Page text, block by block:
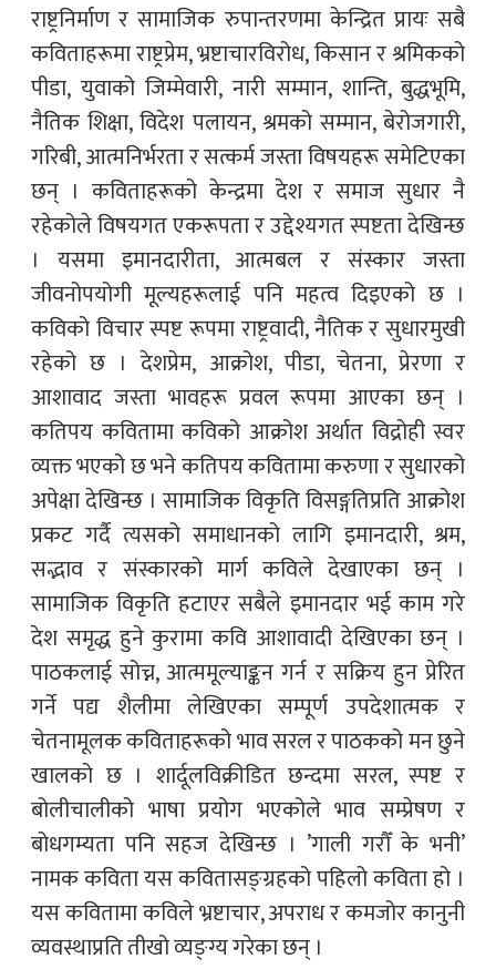
राष्ट्रनिर्माण र सामाजिक रुपान्तरणमा केन्द्रित प्रायः सबै
कविताहरूमा राष्ट्रप्रेम, भ्रष्टाचारविरोध, किसान र श्रमिकको
पीडा, युवाको जिम्मेवारी, नारी सम्मान, शान्ति, बुद्धभूमि,
नैतिक शिक्षा, विदेश पलायन, श्रमको सम्मान, बेरोजगारी,
गरिबी, आत्मनिर्भरता र सत्कर्म जस्ता विषयहरू समेटिएका
छन् । कविताहरूको केन्द्रमा देश र समाज सुधार नै
रहेकोले विषयगत एकरूपता र उद्देश्यगत स्पष्टता देखिन्छ
। यसमा इमानदारीता, आत्मबल र संस्कार जस्ता
जीवनोपयोगी मूल्यहरूलाई पनि महत्व दिइएको छ ।
कविको विचार स्पष्ट रूपमा राष्ट्रवादी, नैतिक र सुधारमुखी
रहेको छ । देशप्रेम, आक्रोश, पीडा, चेतना, प्रेरणा र
आशावाद जस्ता भावहरू प्रवल रूपमा आएका छन् ।
कतिपय कवितामा कविको आक्रोश अर्थात विद्रोही स्वर
व्यक्त भएको छ भने कतिपय कवितामा करुणा र सुधारको
अपेक्षा देखिन्छ । सामाजिक विकृति विसङ्गतिप्रति आक्रोश
प्रकट गर्दै त्यसको समाधानको लागि इमानदारी, श्रम,
सद्भाव र संस्कारको मार्ग कविले देखाएका छन् ।
सामाजिक विकृति हटाएर सबैले इमानदार भई काम गरे
देश समृद्ध हुने कुरामा कवि आशावादी देखिएका छन् ।
पाठकलाई सोच्न, आत्ममूल्याङ्कन गर्न र सक्रिय हुन प्रेरित
गर्ने पद्य शैलीमा लेखिएका सम्पूर्ण उपदेशात्मक र
चेतनामूलक कविताहरूको भाव सरल र पाठकको मन छुने
खालको छ । शार्दूलविक्रीडित छन्दमा सरल, स्पष्ट र
बोलीचालीको भाषा प्रयोग भएकोले भाव सम्प्रेषण र
बोधगम्यता पनि सहज देखिन्छ । ’गाली गरौँ के भनी’
नामक कविता यस कवितासङ्ग्रहको पहिलो कविता हो ।
यस कवितामा कविले भ्रष्टाचार, अपराध र कमजोर कानुनी
व्यवस्थाप्रति तीखो व्यङ्ग्य गरेका छन् ।